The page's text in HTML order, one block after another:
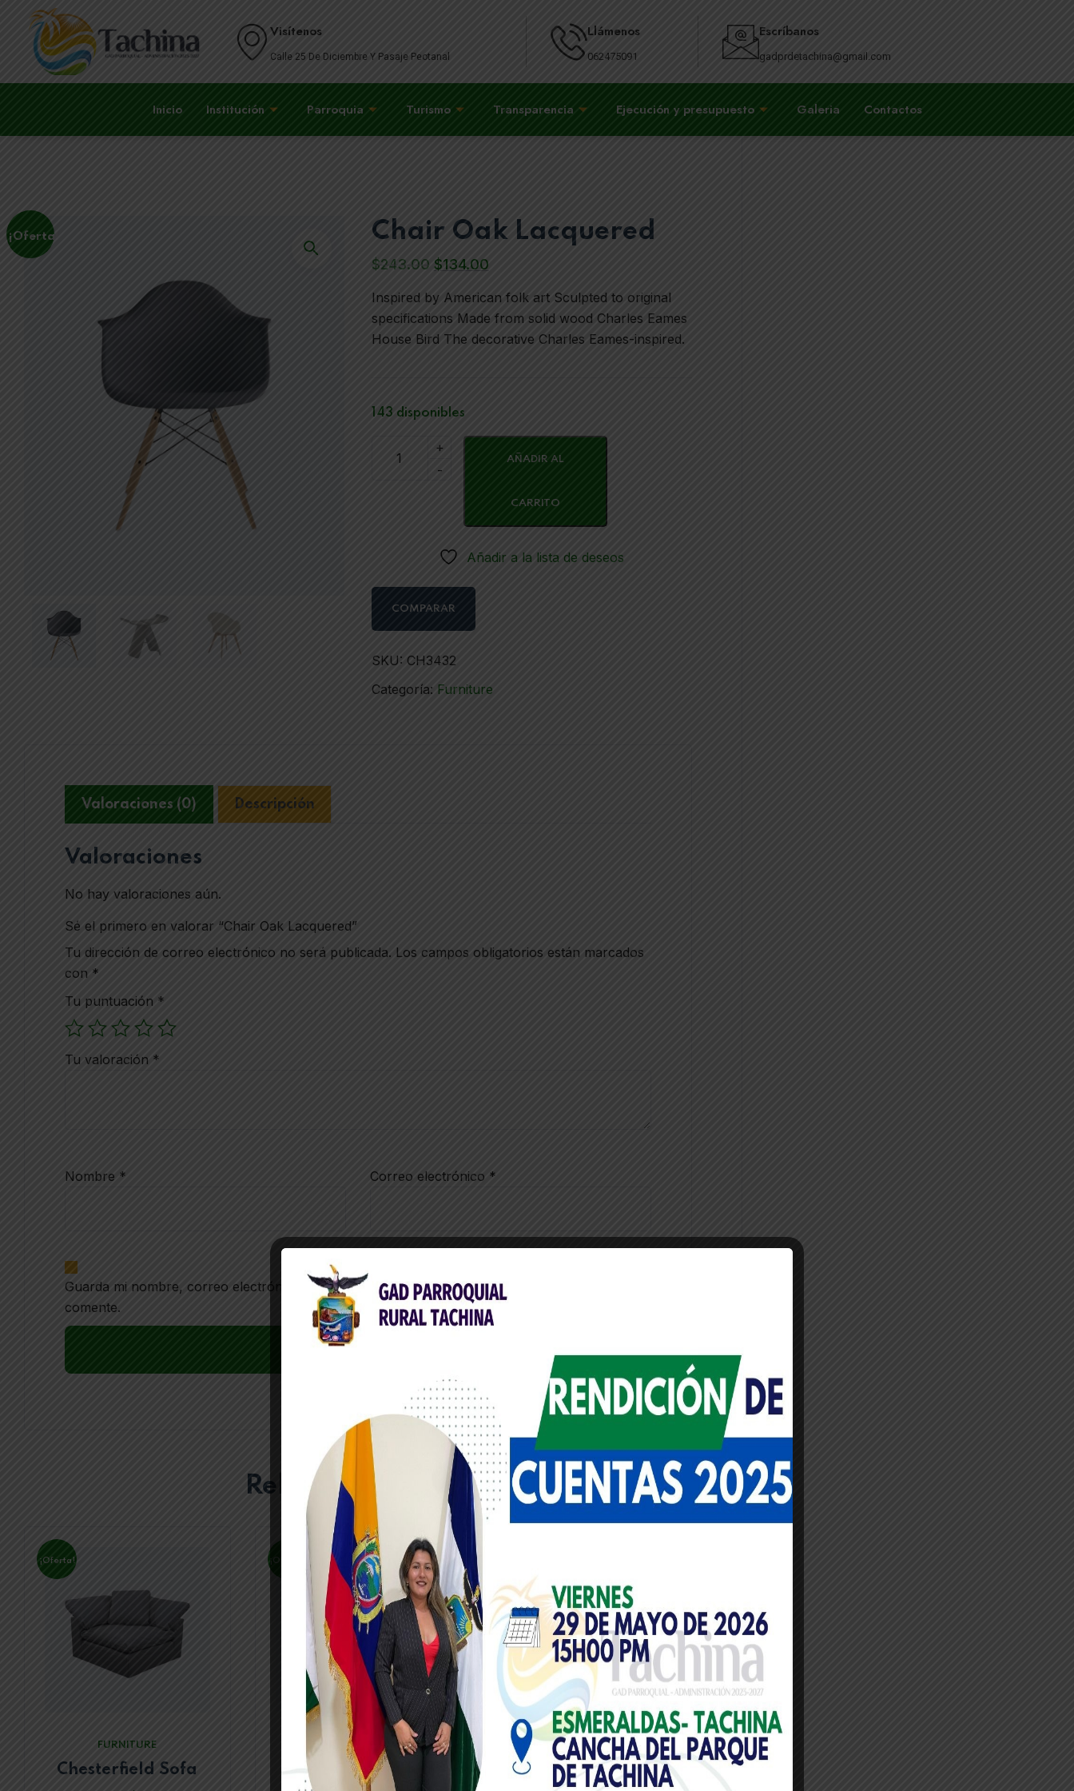
Visítenos
Calle 25 De Diciembre Y Pasaje Peotanal
Llámenos
062475091
Escríbanos
gadprdetachina@gmail.com
Inicio Institución Parroquia Turismo Transparencia Ejecución y presupuesto Galeria Contactos
¡Oferta! Chair Oak Lacquered
$243.00 $134.00
Inspired by American folk art Sculpted to original
specifications Made from solid wood Charles Eames
House Bird The decorative Charles Eames-inspired.
143 disponibles
AÑADIR AL
CARRITO
Añadir a la lista de deseos
COMPARAR
SKU: CH3432
Categoría: Furniture
Valoraciones (0) Descripción
Valoraciones
No hay valoraciones aún.
Sé el primero en valorar “Chair Oak Lacquered”
Tu dirección de correo electrónico no será publicada. Los campos obligatorios están marcados
con *
Tu puntuación *
Tu valoración *
Nombre * Correo electrónico *
Guarda mi nombre, correo electrónico y web en este navegador para la próxima vez que
comente.
Related products
¡Oferta!
FURNITURE
Chesterfield Sofa
¡Oferta!
FURNITURE
Amp light Small
FURNITURE
Pendant Lamp